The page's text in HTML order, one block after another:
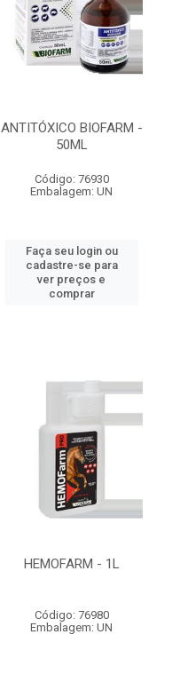
ANTITÓXICO BIOFARM -
50ML
Código: 76930
Embalagem: UN
Faça seu login ou
cadastre-se para
ver preços e
comprar
HEMOFARM - 1L
Código: 76980
Embalagem: UN